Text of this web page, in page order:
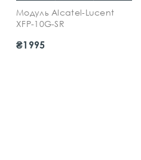
Модуль Alcatel-Lucent
XFP-10G-SR
₴1995